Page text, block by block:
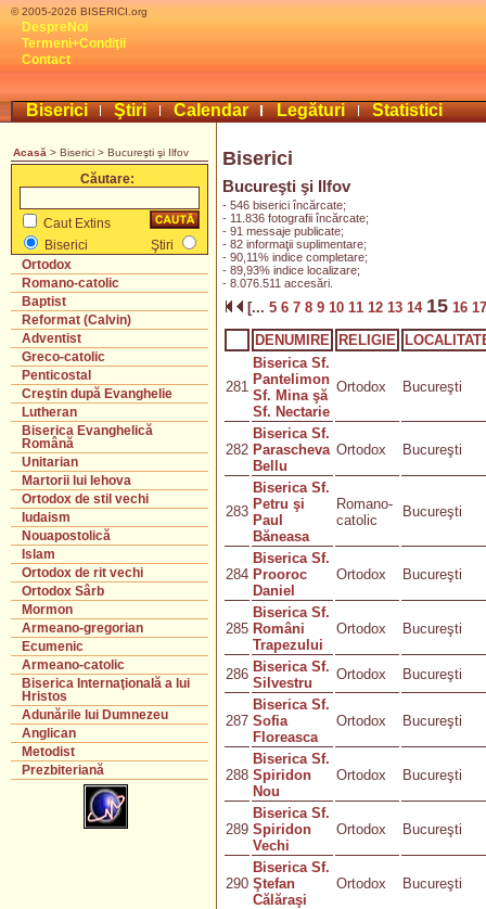
© 2005-2026 BISERICI.org
DespreNoi
Termeni+Condiţii
Contact
Biserici Ştiri Calendar Legături Statistici
Acasă > Biserici > Bucureşti şi Ilfov
Căutare:
Caut Extins
Biserici
Ştiri
Ortodox
Romano-catolic
Baptist
Reformat (Calvin)
Adventist
Greco-catolic
Penticostal
Creştin după Evanghelie
Lutheran
Biserica Evanghelică
Română
Unitarian
Martorii lui Iehova
Ortodox de stil vechi
Iudaism
Nouapostolică
Islam
Ortodox de rit vechi
Ortodox Sârb
Mormon
Armeano-gregorian
Ecumenic
Armeano-catolic
Biserica Internaţională a lui
Hristos
Adunările lui Dumnezeu
Anglican
Metodist
Prezbiteriană
Biserici
Bucureşti şi Ilfov
- 546 biserici încărcate;
- 11.836 fotografii încărcate;
- 91 messaje publicate;
- 82 informaţii suplimentare;
- 90,11% indice completare;
- 89,93% indice localizare;
- 8.076.511 accesări.
[... 5 6 7 8 9 10 11 12 13 14 15 16
DENUMIRE
RELIGIE
281
Biserica Sf.
Pantelimon
Sf. Mina şă
Sf. Nectarie
Ortodox Bucureşti
282
Biserica Sf.
Parascheva
Bellu
Ortodox Bucureşti
283
Biserica Sf.
Petru şi
Paul
Băneasa
Romano-
catolic
Bucureşti
284
Biserica Sf.
Prooroc
Daniel
Ortodox Bucureşti
285
Biserica Sf.
Români
Trapezului
Ortodox Bucureşti
286 Biserica Sf.
Silvestru
Ortodox Bucureşti
287
Biserica Sf.
Sofia
Floreasca
Ortodox Bucureşti
288
Biserica Sf.
Spiridon
Nou
Ortodox Bucureşti
289
Biserica Sf.
Spiridon
Vechi
Ortodox Bucureşti
290
Biserica Sf.
Ştefan
Călăraşi
Ortodox Bucureşti